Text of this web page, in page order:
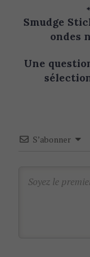
o
i
Smudge
ondes
Une
S’abonner